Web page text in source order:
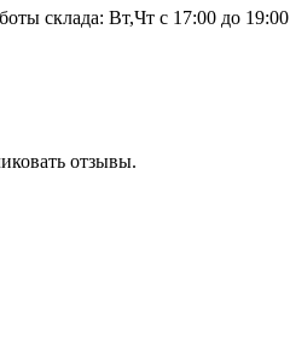
склада: Вт,Чт с 17:00 до 19:00
отзывы.